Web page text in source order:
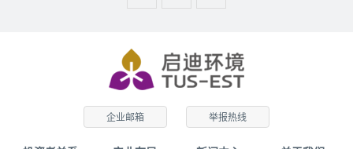
企业邮箱 举报热线